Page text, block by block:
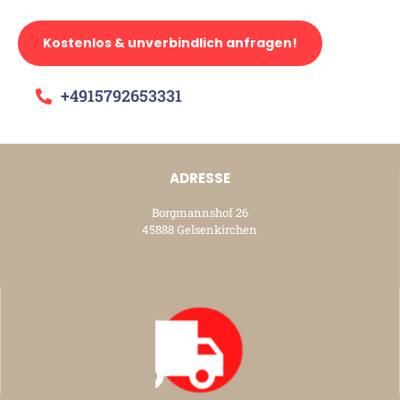
Kostenlos & unverbindlich anfragen!
+4915792653331
ADRESSE
Borgmannshof 26
45888 Gelsenkirchen